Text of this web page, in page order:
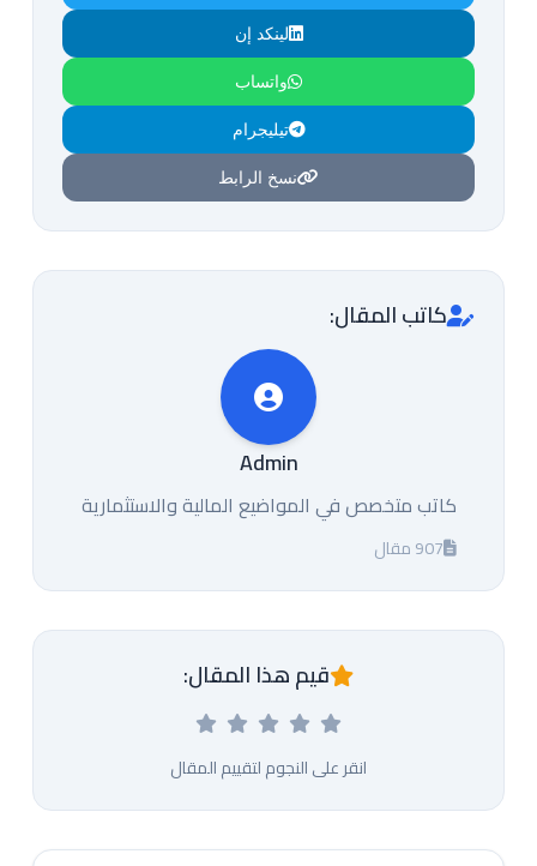
لينكد إن
واتساب
تيليجرام
نسخ الرابط
كاتب المقال:
Admin
كاتب متخصص في المواضيع المالية والاستثمارية
907 مقال
قيم هذا المقال:
انقر على النجوم لتقييم المقال